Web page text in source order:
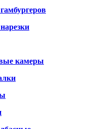
камеры